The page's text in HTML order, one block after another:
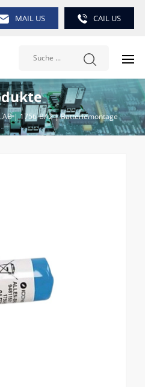
MAIL US CAIL US
AB | 1756-BA2 | Batteriemontage